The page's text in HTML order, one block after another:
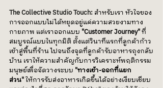
The Collective Studio Touch:สำหรับเรา หัวใจของ
การออกแบบไม่ได้หยุดอยู่แค่ความสวยงามทาง
กายภาพ แต่เราออกแบบ "Customer Journey" ที่
สมบูรณ์แบบในทุกมิติ ตั้งแต่วินาทีแรกที่ลูกค้าก้าว
เข้าสู่พื้นที่ร้าน ไปจนถึงจุดที่ลูกค้ารับอาหารถุงกลับ
บ้าน เราให้ความสำคัญกับการวิเคราะห์พฤติกรรม
มนุษย์เพื่อจัดวางระบบ "ทางเข้า-ออกที่แยก
ส่วน" ให้การรับส่งอาหารเกิดขึ้นได้อย่างเงียบเชียบ